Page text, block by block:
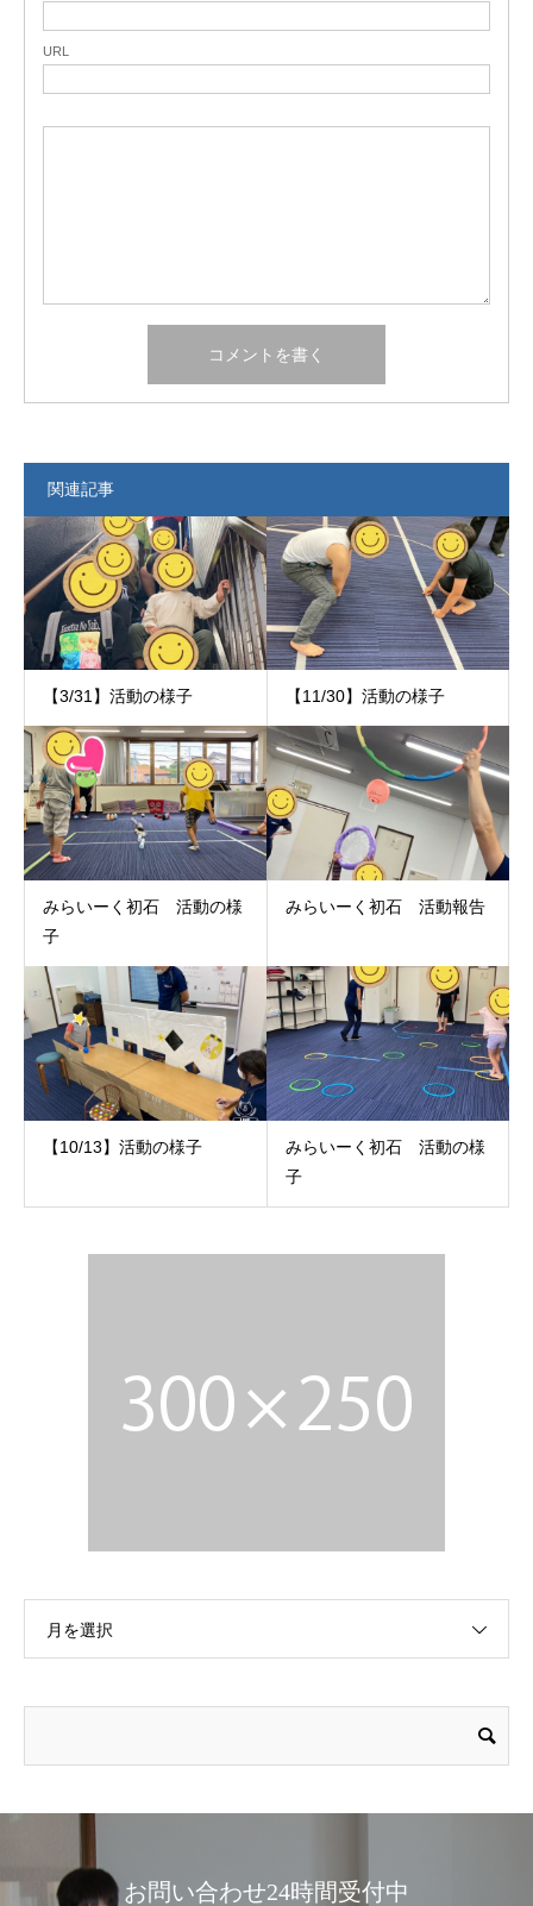
URL
関連記事
【3/31】活動の様子 【11/30】活動の様子
みらいーく初石 活動の様
子
みらいーく初石 活動報告
【10/13】活動の様子
みらいーく初石 活動の様
子
月を選択
お問い合わせ24時間受付中